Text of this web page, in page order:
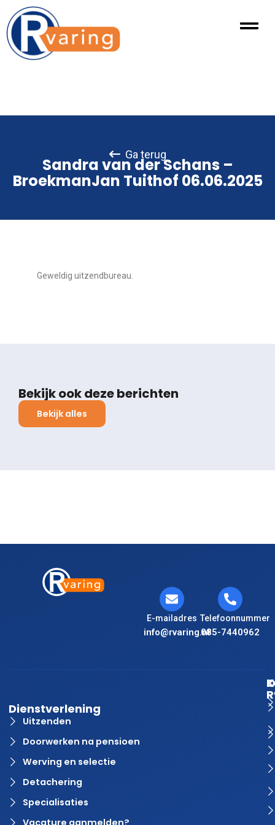
Ga terug
Sandra van der Schans –
BroekmanJan Tuithof 06.06.2025
Geweldig uitzendbureau.
Bekijk ook deze berichten
Bekijk alles
E-mailadres
info@rvaring.nl
Telefoonnummer
085-7440962
Dienstverlening
Uitzenden
Doorwerken na pensioen
Werving en selectie
Detachering
Specialisaties